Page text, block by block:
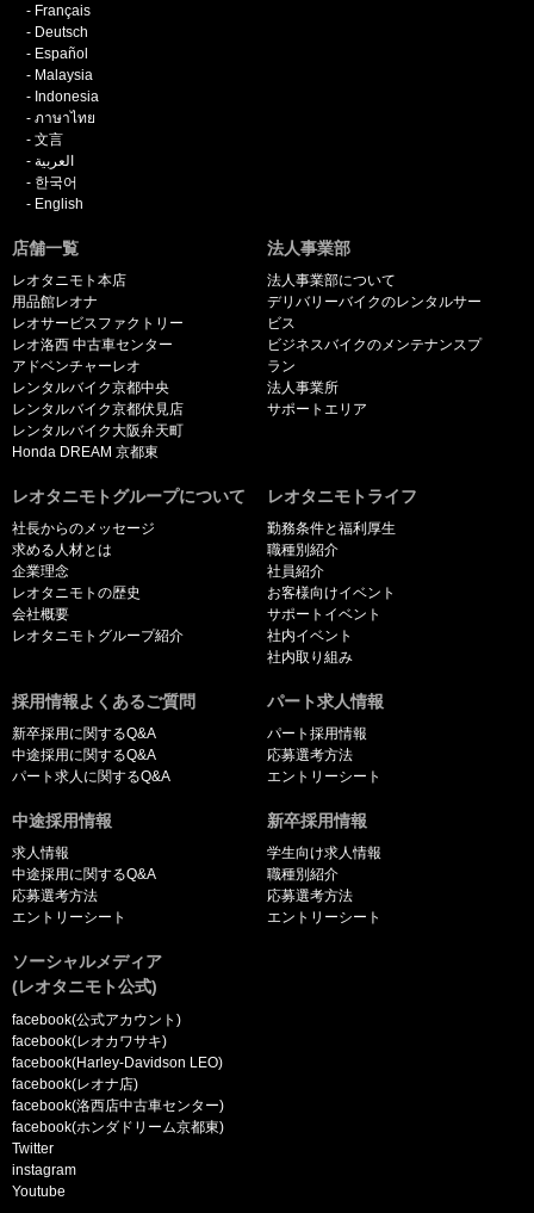
Français
Deutsch
Español
Malaysia
Indonesia
ภาษาไทย
文言
العربية
한국어
English
店舗一覧
レオタニモト本店
用品館レオナ
レオサービスファクトリー
レオ洛西 中古車センター
アドベンチャーレオ
レンタルバイク京都中央
レンタルバイク京都伏見店
レンタルバイク大阪弁天町
Honda DREAM 京都東
法人事業部
法人事業部について
デリバリーバイクのレンタルサー
ビス
ビジネスバイクのメンテナンスプ
ラン
法人事業所
サポートエリア
レオタニモトグループについて
社長からのメッセージ
求める人材とは
企業理念
レオタニモトの歴史
会社概要
レオタニモトグループ紹介
レオタニモトライフ
勤務条件と福利厚生
職種別紹介
社員紹介
お客様向けイベント
サポートイベント
社内イベント
社内取り組み
採用情報よくあるご質問
新卒採用に関するQ&A
中途採用に関するQ&A
パート求人に関するQ&A
パート求人情報
パート採用情報
応募選考方法
エントリーシート
中途採用情報
求人情報
中途採用に関するQ&A
応募選考方法
エントリーシート
新卒採用情報
学生向け求人情報
職種別紹介
応募選考方法
エントリーシート
ソーシャルメディア
(レオタニモト公式)
facebook(公式アカウント)
facebook(レオカワサキ)
facebook(Harley-Davidson LEO)
facebook(レオナ店)
facebook(洛西店中古車センター)
facebook(ホンダドリーム京都東)
Twitter
instagram
Youtube